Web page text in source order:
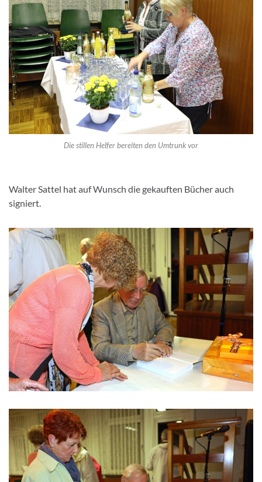
Die stillen Helfer bereiten den Umtrunk vor
Walter Sattel hat auf Wunsch die gekauften Bücher auch
signiert.